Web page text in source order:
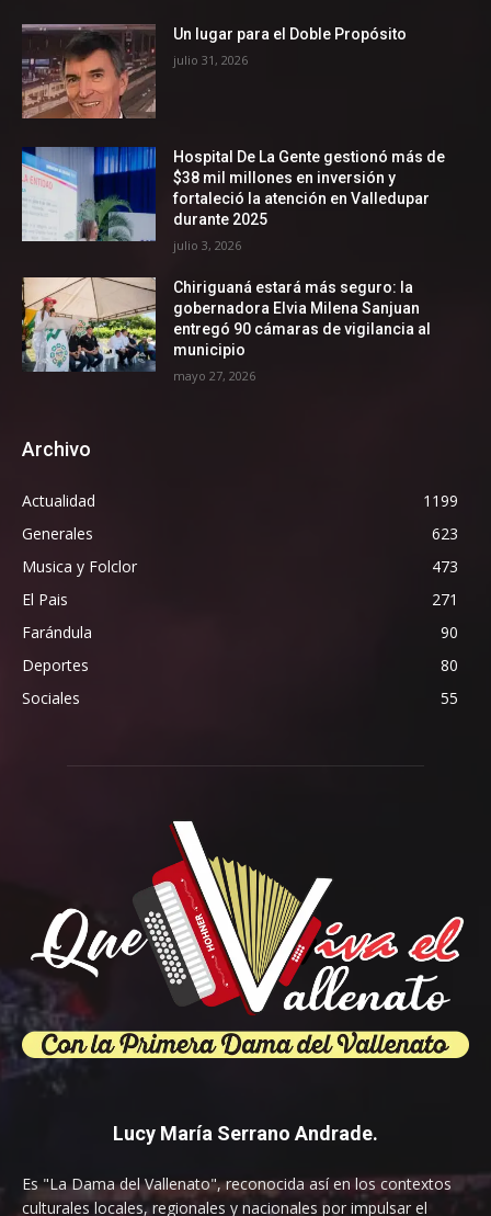
Un lugar para el Doble Propósito
julio 31, 2026
Hospital De La Gente gestionó más de
$38 mil millones en inversión y
fortaleció la atención en Valledupar
durante 2025
julio 3, 2026
Chiriguaná estará más seguro: la
gobernadora Elvia Milena Sanjuan
entregó 90 cámaras de vigilancia al
municipio
mayo 27, 2026
Archivo
Actualidad
1199
Generales
623
Musica y Folclor
473
El Pais
271
Farándula
90
Deportes
80
Sociales
55
Lucy María Serrano Andrade.
Es "La Dama del Vallenato", reconocida así en los contextos
culturales locales, regionales y nacionales por impulsar el